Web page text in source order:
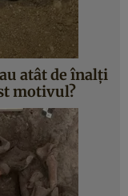
atât de înalți
motivul?